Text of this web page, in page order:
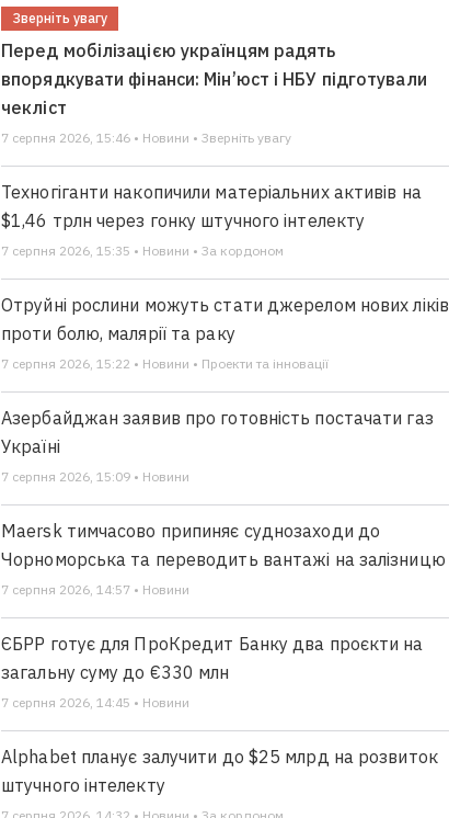
Зверніть увагу
Перед мобілізацією українцям радять
впорядкувати фінанси: Мін’юст і НБУ підготували
чекліст
7 серпня 2026, 15:46 • Новини • Зверніть увагу
Техногіганти накопичили матеріальних активів на
$1,46 трлн через гонку штучного інтелекту
7 серпня 2026, 15:35 • Новини • За кордоном
Отруйні рослини можуть стати джерелом нових ліків
проти болю, малярії та раку
7 серпня 2026, 15:22 • Новини • Проекти та інновації
Азербайджан заявив про готовність постачати газ
Україні
7 серпня 2026, 15:09 • Новини
Maersk тимчасово припиняє суднозаходи до
Чорноморська та переводить вантажі на залізницю
7 серпня 2026, 14:57 • Новини
ЄБРР готує для ПроКредит Банку два проєкти на
загальну суму до €330 млн
7 серпня 2026, 14:45 • Новини
Alphabet планує залучити до $25 млрд на розвиток
штучного інтелекту